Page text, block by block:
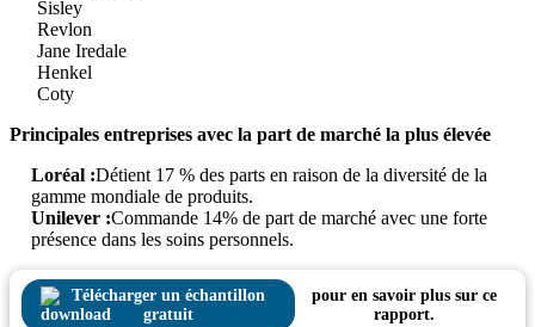
Sisley
Revlon
Jane Iredale
Henkel
Coty
Principales entreprises avec la part de marché la plus élevée
Loréal :Détient 17 % des parts en raison de la diversité de la
gamme mondiale de produits.
Unilever :Commande 14% de part de marché avec une forte
présence dans les soins personnels.
Télécharger un échantillon
gratuit
pour en savoir plus sur ce
rapport.